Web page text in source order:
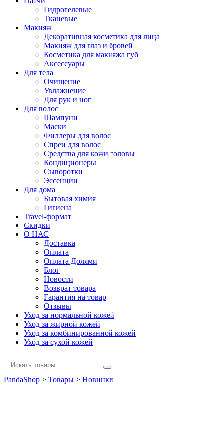
Гидрогелевые
Тканевые
Макияж
Декоративная косметика для лица
Макияж для глаз и бровей
Косметика для макияжа губ
Аксессуары
Для тела
Очищение
Увлажнение
Для рук и ног
Для волос
Шампуни
Маски
Филлеры для волос
Спреи для волос
Средства для кожи головы
Кондиционеры
Сыворотки
Эссенции
Для дома
Бытовая химия
Гигиена
Travel-формат
Скидки
О НАС
Доставка
Оплата
Оплата Долями
Блог
Новости
Возврат товара
Гарантия на товар
Отзывы
Уход за нормальной кожей
Уход за жирной кожей
Уход за комбинированной кожей
Уход за сухой кожей
PandaShop > Товары > Новинки